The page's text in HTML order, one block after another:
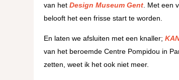
van hetDesign Museum Gent . Met een
belooft het een frisse start te worden.
En laten we afsluiten met een knaller;
van het beroemde Centre Pompidou in
zetten, weet ik het ook niet meer.